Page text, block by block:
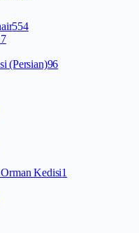
554
(Persian)96
Kedisi1